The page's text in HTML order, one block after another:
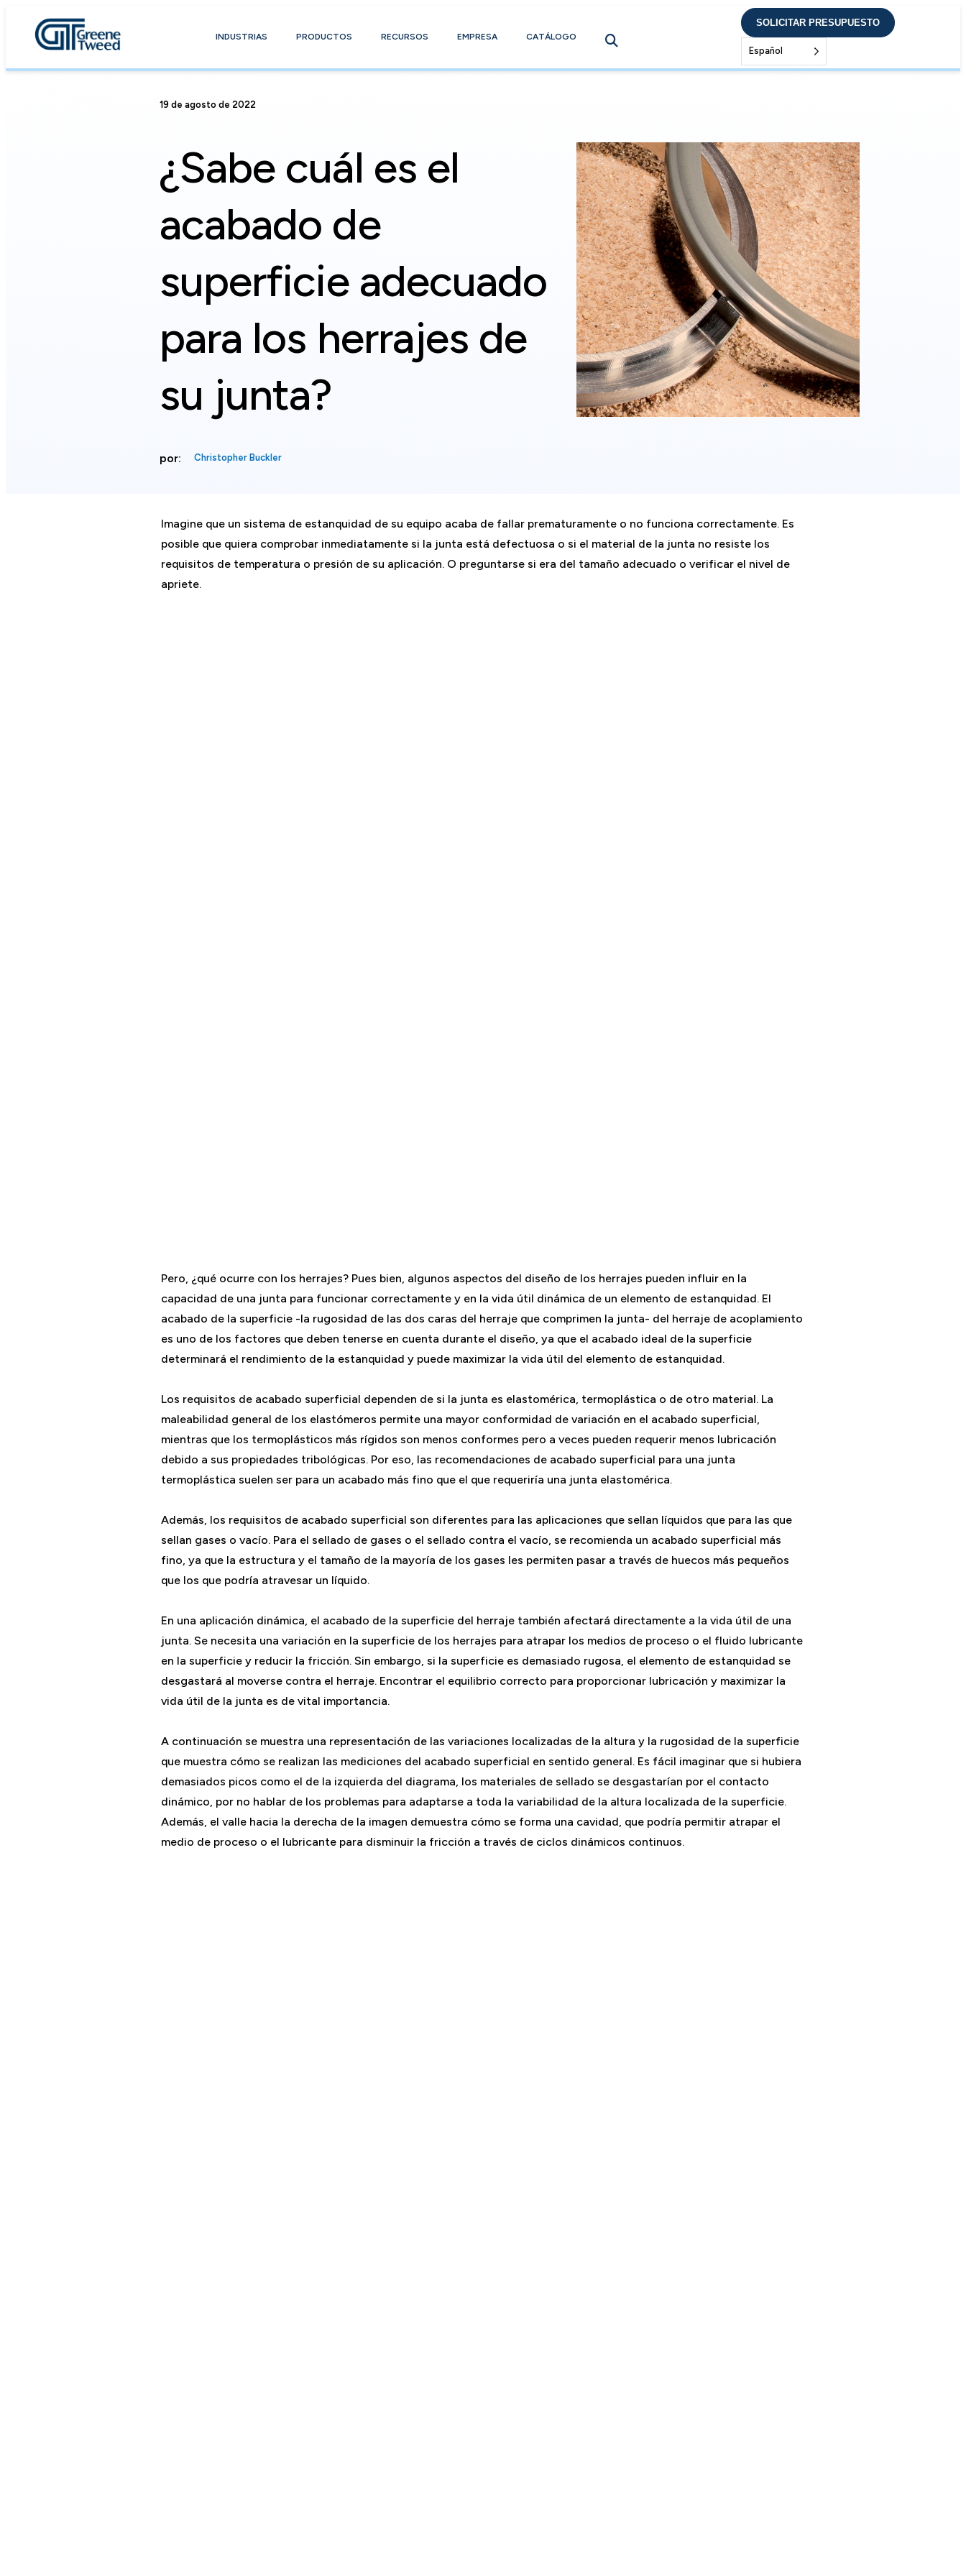
INDUSTRIAS PRODUCTOS RECURSOS EMPRESA CATÁLOGO
SOLICITAR PRESUPUESTO
Español
19 de agosto de 2022
¿Sabe cuál es el
acabado de
superficie adecuado
para los herrajes de
su junta?
por: Christopher Buckler
Imagine que un sistema de estanquidad de su equipo acaba de fallar prematuramente o no funciona correctamente. Es
posible que quiera comprobar inmediatamente si la junta está defectuosa o si el material de la junta no resiste los
requisitos de temperatura o presión de su aplicación. O preguntarse si era del tamaño adecuado o verificar el nivel de
apriete.
Pero, ¿qué ocurre con los herrajes? Pues bien, algunos aspectos del diseño de los herrajes pueden influir en la
capacidad de una junta para funcionar correctamente y en la vida útil dinámica de un elemento de estanquidad. El
acabado de la superficie -la rugosidad de las dos caras del herraje que comprimen la junta- del herraje de acoplamiento
es uno de los factores que deben tenerse en cuenta durante el diseño, ya que el acabado ideal de la superficie
determinará el rendimiento de la estanquidad y puede maximizar la vida útil del elemento de estanquidad.
Los requisitos de acabado superficial dependen de si la junta es elastomérica, termoplástica o de otro material. La
maleabilidad general de los elastómeros permite una mayor conformidad de variación en el acabado superficial,
mientras que los termoplásticos más rígidos son menos conformes pero a veces pueden requerir menos lubricación
debido a sus propiedades tribológicas. Por eso, las recomendaciones de acabado superficial para una junta
termoplástica suelen ser para un acabado más fino que el que requeriría una junta elastomérica.
Además, los requisitos de acabado superficial son diferentes para las aplicaciones que sellan líquidos que para las que
sellan gases o vacío. Para el sellado de gases o el sellado contra el vacío, se recomienda un acabado superficial más
fino, ya que la estructura y el tamaño de la mayoría de los gases les permiten pasar a través de huecos más pequeños
que los que podría atravesar un líquido.
En una aplicación dinámica, el acabado de la superficie del herraje también afectará directamente a la vida útil de una
junta. Se necesita una variación en la superficie de los herrajes para atrapar los medios de proceso o el fluido lubricante
en la superficie y reducir la fricción. Sin embargo, si la superficie es demasiado rugosa, el elemento de estanquidad se
desgastará al moverse contra el herraje. Encontrar el equilibrio correcto para proporcionar lubricación y maximizar la
vida útil de la junta es de vital importancia.
A continuación se muestra una representación de las variaciones localizadas de la altura y la rugosidad de la superficie
que muestra cómo se realizan las mediciones del acabado superficial en sentido general. Es fácil imaginar que si hubiera
demasiados picos como el de la izquierda del diagrama, los materiales de sellado se desgastarían por el contacto
dinámico, por no hablar de los problemas para adaptarse a toda la variabilidad de la altura localizada de la superficie.
Además, el valle hacia la derecha de la imagen demuestra cómo se forma una cavidad, que podría permitir atrapar el
medio de proceso o el lubricante para disminuir la fricción a través de ciclos dinámicos continuos.